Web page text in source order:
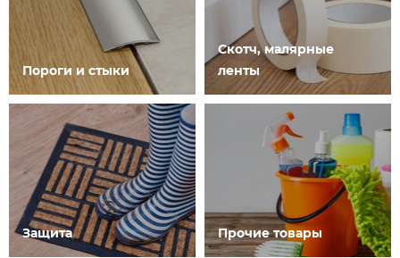
Пороги и стыки
Скотч, малярные
ленты
Защита Прочие товары